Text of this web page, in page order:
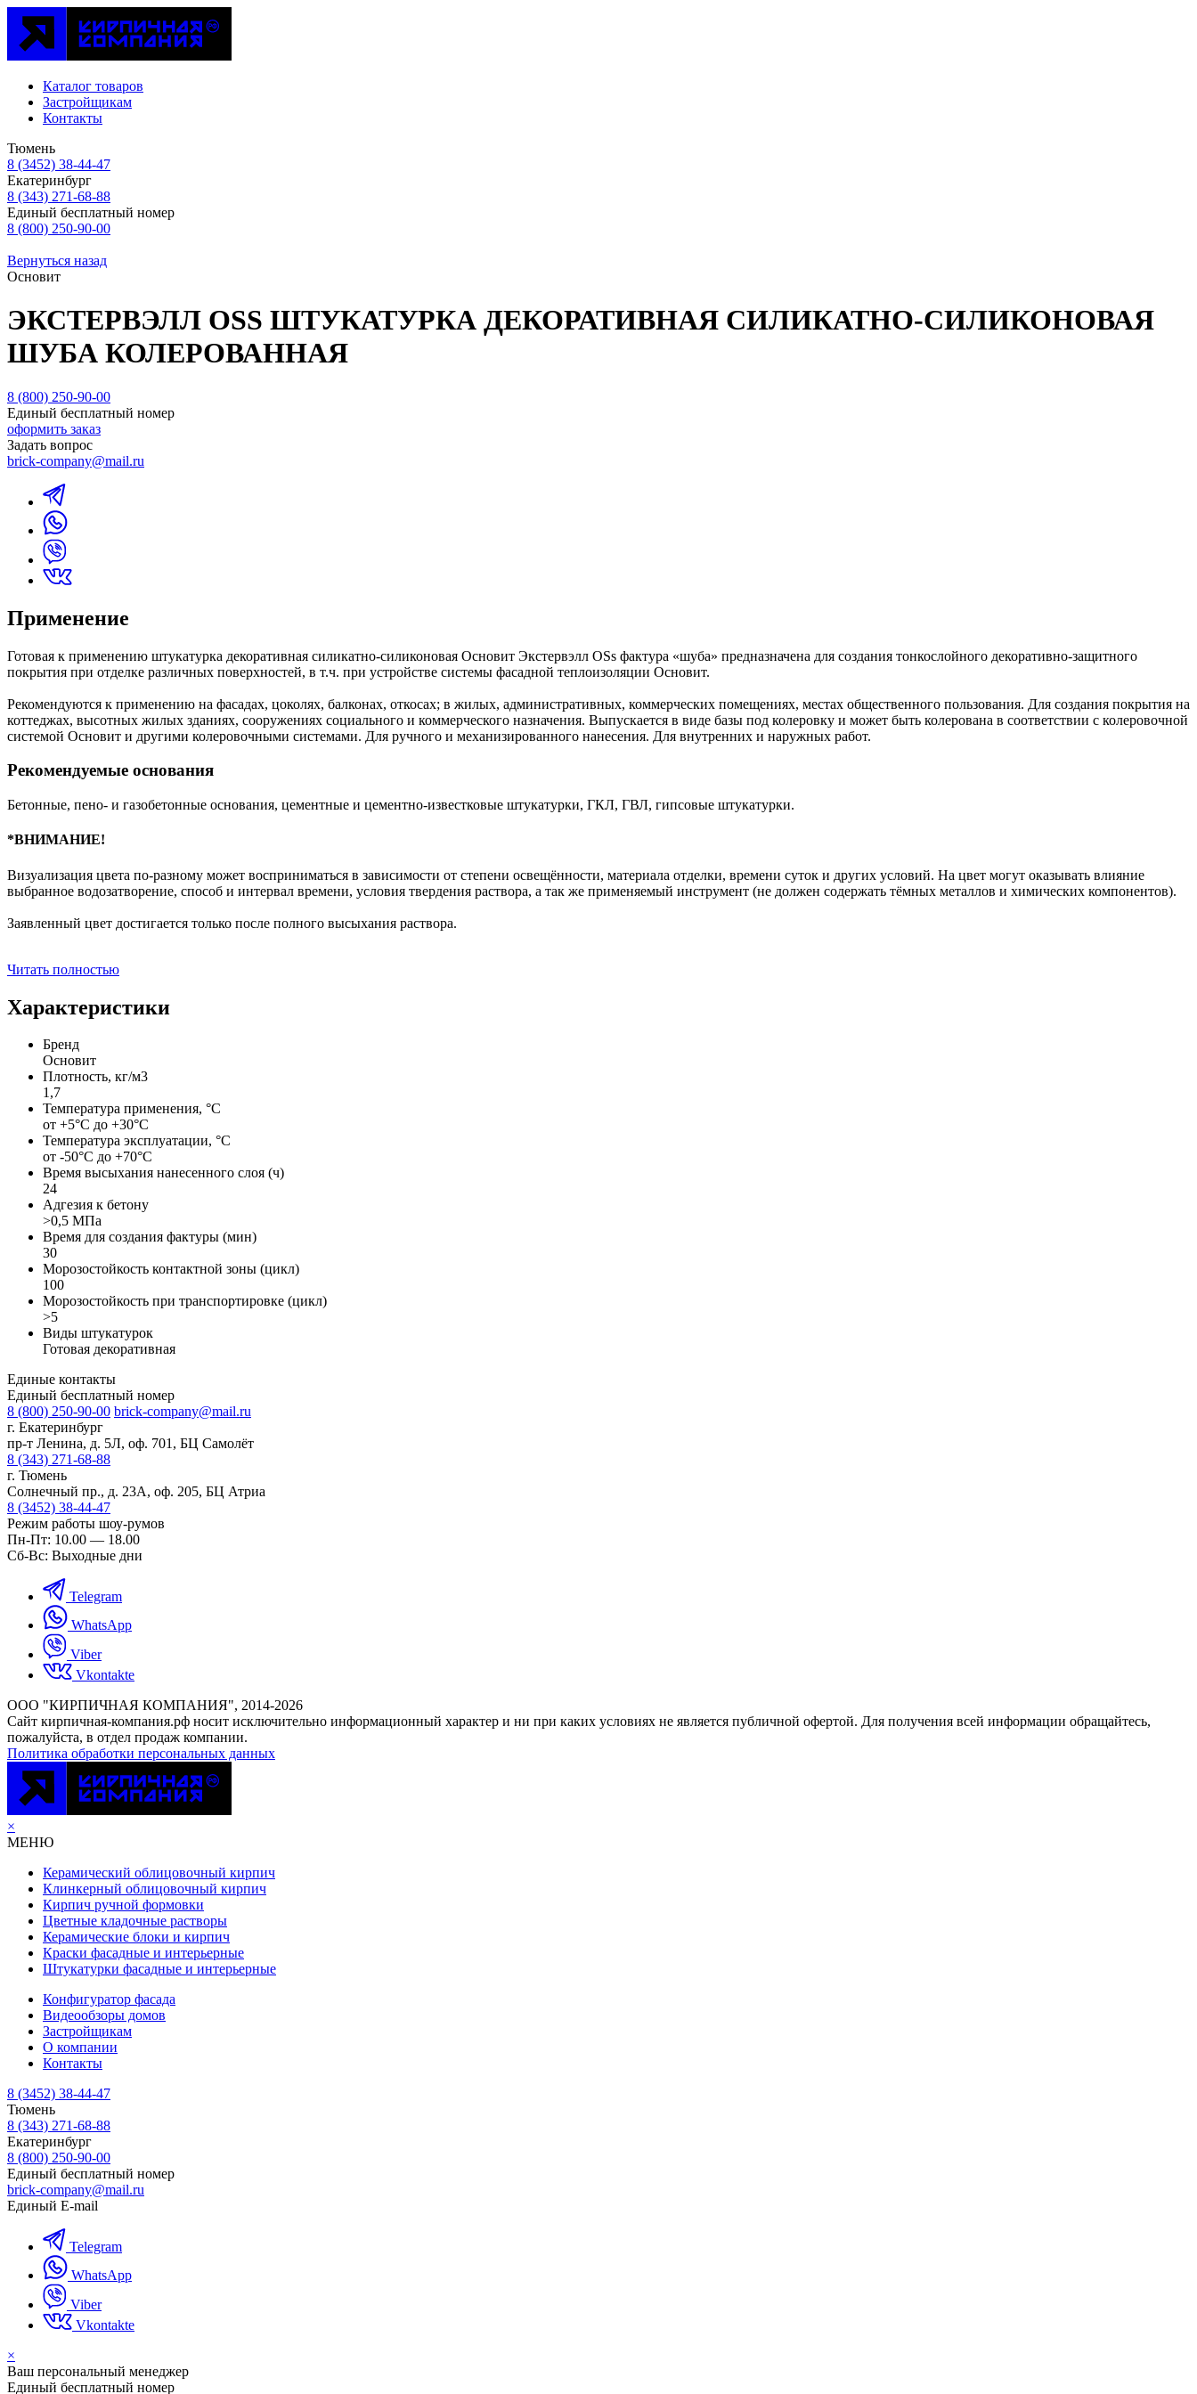
Каталог товаров
Застройщикам
Контакты
Тюмень
8 (3452) 38-44-47
Екатеринбург
8 (343) 271-68-88
Единый бесплатный номер
8 (800) 250-90-00
Вернуться назад
Основит
ЭКСТЕРВЭЛЛ ОSS ШТУКАТУРКА ДЕКОРАТИВНАЯ СИЛИКАТНО-СИЛИКОНОВАЯ
ШУБА КОЛЕРОВАННАЯ
8 (800) 250-90-00
Единый бесплатный номер
оформить заказ
Задать вопрос
brick-company@mail.ru
Применение
Готовая к применению штукатурка декоративная силикатно-силиконовая Основит Экстервэлл ОSs фактура «шуба» предназначена для создания тонкослойного декоративно-защитного
покрытия при отделке различных поверхностей, в т.ч. при устройстве системы фасадной теплоизоляции Основит.
Рекомендуются к применению на фасадах, цоколях, балконах, откосах; в жилых, административных, коммерческих помещениях, местах общественного пользования. Для создания покрытия на
коттеджах, высотных жилых зданиях, сооружениях социального и коммерческого назначения. Выпускается в виде базы под колеровку и может быть колерована в соответствии с колеровочной
системой Основит и другими колеровочными системами. Для ручного и механизированного нанесения. Для внутренних и наружных работ.
Рекомендуемые основания
Бетонные, пено- и газобетонные основания, цементные и цементно-известковые штукатурки, ГКЛ, ГВЛ, гипсовые штукатурки.
*ВНИМАНИЕ!
Визуализация цвета по-разному может восприниматься в зависимости от степени освещённости, материала отделки, времени суток и других условий. На цвет могут оказывать влияние
выбранное водозатворение, способ и интервал времени, условия твердения раствора, а так же применяемый инструмент (не должен содержать тёмных металлов и химических компонентов).
Заявленный цвет достигается только после полного высыхания раствора.
Читать полностью
Характеристики
Бренд
Основит
Плотность, кг/м3
1,7
Температура применения, °С
от +5°С до +30°С
Температура эксплуатации, °С
от -50°С до +70°С
Время высыхания нанесенного слоя (ч)
24
Адгезия к бетону
>0,5 МПа
Время для создания фактуры (мин)
30
Морозостойкость контактной зоны (цикл)
100
Морозостойкость при транспортировке (цикл)
>5
Виды штукатурок
Готовая декоративная
Единые контакты
Единый бесплатный номер
8 (800) 250-90-00 brick-company@mail.ru
г. Екатеринбург
пр-т Ленина, д. 5Л, оф. 701, БЦ Самолёт
8 (343) 271-68-88
г. Тюмень
Солнечный пр., д. 23А, оф. 205, БЦ Атриа
8 (3452) 38-44-47
Режим работы шоу-румов
Пн-Пт: 10.00 — 18.00
Сб-Вс: Выходные дни
Telegram
WhatsApp
Viber
Vkontakte
ООО "КИРПИЧНАЯ КОМПАНИЯ", 2014-2026
Cайт кирпичная-компания.рф носит исключительно информационный характер и ни при каких условиях не является публичной офертой. Для получения всей информации обращайтесь,
пожалуйста, в отдел продаж компании.
Политика обработки персональных данных
×
МЕНЮ
Керамический облицовочный кирпич
Клинкерный облицовочный кирпич
Кирпич ручной формовки
Цветные кладочные растворы
Керамические блоки и кирпич
Краски фасадные и интерьерные
Штукатурки фасадные и интерьерные
Конфигуратор фасада
Видеообзоры домов
Застройщикам
О компании
Контакты
8 (3452) 38-44-47
Тюмень
8 (343) 271-68-88
Екатеринбург
8 (800) 250-90-00
Единый бесплатный номер
brick-company@mail.ru
Единый E-mail
Telegram
WhatsApp
Viber
Vkontakte
×
Ваш персональный менеджер
Единый бесплатный номер